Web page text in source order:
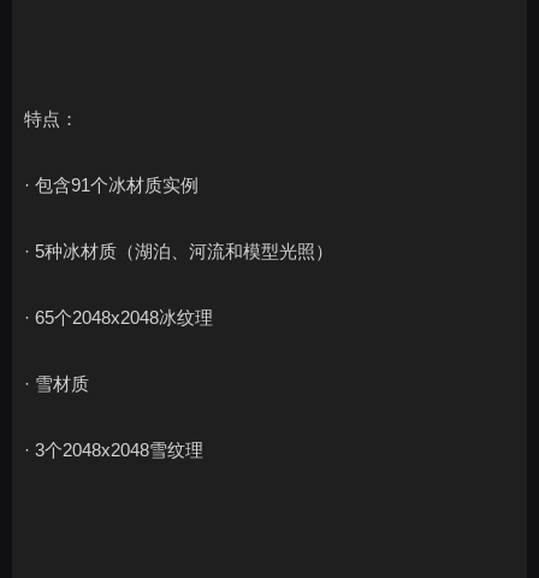
特点：
· 包含91个冰材质实例
· 5种冰材质（湖泊、河流和模型光照）
· 65个2048x2048冰纹理
· 雪材质
· 3个2048x2048雪纹理